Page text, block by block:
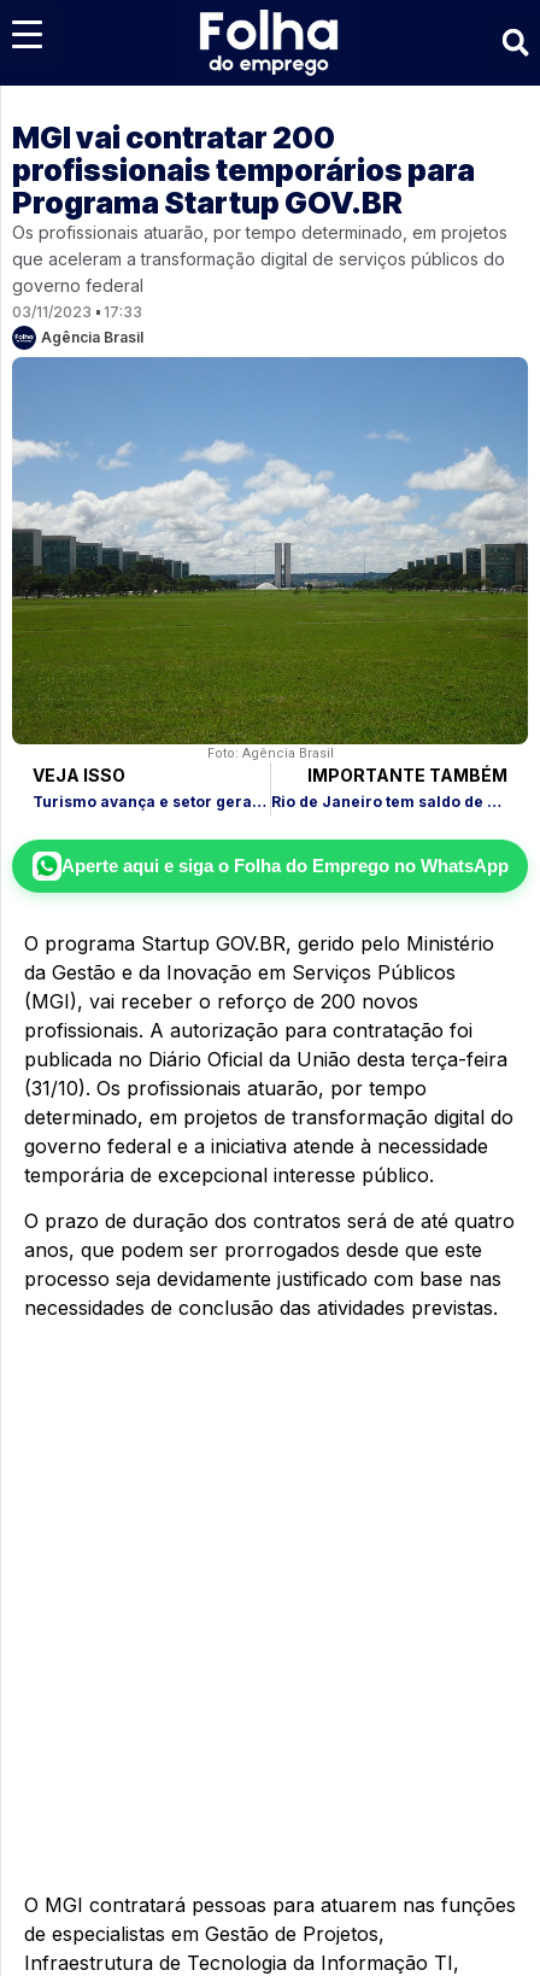
MGI vai contratar 200
profissionais temporários para
Programa Startup GOV.BR
Os profissionais atuarão, por tempo determinado, em projetos
que aceleram a transformação digital de serviços públicos do
governo federal
03/11/2023
17:33
Agência Brasil
Foto: Agência Brasil
VEJA ISSO
Turismo avança e setor gera mais de 24.4 mil empregos em setembro
IMPORTANTE TAMBÉM
Rio de Janeiro tem saldo de 17,9 mil empregos com carteira assinada em setembro
Aperte aqui e siga o Folha do Empregono WhatsApp
O programa Startup GOV.BR, gerido pelo Ministério
da Gestão e da Inovação em Serviços Públicos
(MGI), vai receber o reforço de 200 novos
profissionais. A autorização para contratação foi
publicada no Diário Oficial da União desta terça-feira
(31/10). Os profissionais atuarão, por tempo
determinado, em projetos de transformação digital do
governo federal e a iniciativa atende à necessidade
temporária de excepcional interesse público.
O prazo de duração dos contratos será de até quatro
anos, que podem ser prorrogados desde que este
processo seja devidamente justificado com base nas
necessidades de conclusão das atividades previstas.
O MGI contratará pessoas para atuarem nas funções
de especialistas em Gestão de Projetos,
Infraestrutura de Tecnologia da Informação TI,